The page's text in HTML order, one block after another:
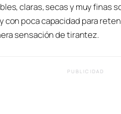
claras, secas y muy finas
poca capacidad para
sensación de tirantez.
PUBLICIDAD